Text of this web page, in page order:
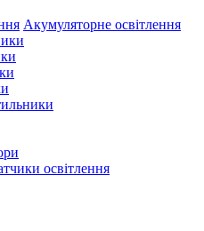
Акумуляторне освітлення
освітлення